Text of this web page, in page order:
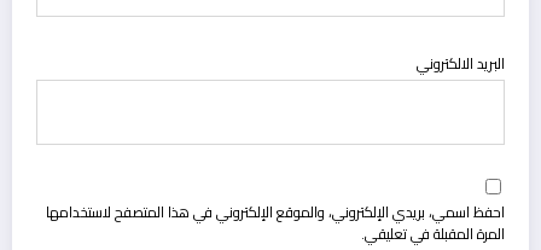
البريد الالكتروني
احفظ اسمي، بريدي الإلكتروني، والموقع الإلكتروني في هذا المتصفح لاستخدامها
المرة المقبلة في تعليقي.